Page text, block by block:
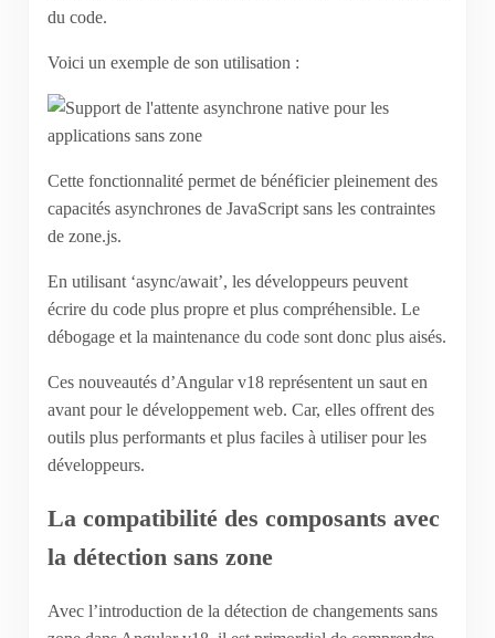
du code.
Voici un exemple de son utilisation :
Cette fonctionnalité permet de bénéficier pleinement des
capacités asynchrones de JavaScript sans les contraintes
de zone.js.
En utilisant ‘async/await’, les développeurs peuvent
écrire du code plus propre et plus compréhensible. Le
débogage et la maintenance du code sont donc plus aisés.
Ces nouveautés d’Angular v18 représentent un saut en
avant pour le développement web. Car, elles offrent des
outils plus performants et plus faciles à utiliser pour les
développeurs.
La compatibilité des composants avec
la détection sans zone
Avec l’introduction de la détection de changements sans